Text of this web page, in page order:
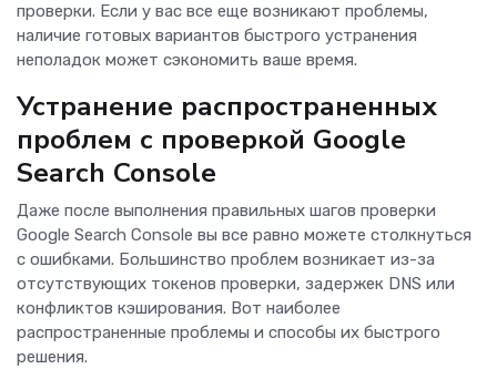
проверки. Если у вас все еще возникают проблемы,
наличие готовых вариантов быстрого устранения
неполадок может сэкономить ваше время.
Устранение распространенных
проблем с проверкой Google
Search Console
Даже после выполнения правильных шагов проверки
Google Search Console вы все равно можете столкнуться
с ошибками. Большинство проблем возникает из-за
отсутствующих токенов проверки, задержек DNS или
конфликтов кэширования. Вот наиболее
распространенные проблемы и способы их быстрого
решения.